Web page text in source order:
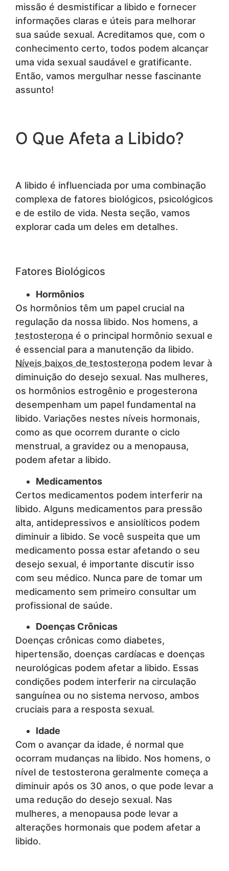
missão é desmistificar a libido e fornecer
informações claras e úteis para melhorar
sua saúde sexual. Acreditamos que, com o
conhecimento certo, todos podem alcançar
uma vida sexual saudável e gratificante.
Então, vamos mergulhar nesse fascinante
assunto!
O Que Afeta a Libido?
A libido é influenciada por uma combinação
complexa de fatores biológicos, psicológicos
e de estilo de vida. Nesta seção, vamos
explorar cada um deles em detalhes.
Fatores Biológicos
Hormônios
Os hormônios têm um papel crucial na
regulação da nossa libido. Nos homens, a
testosterona é o principal hormônio sexual e
é essencial para a manutenção da libido.
Níveis baixos de testosterona podem levar à
diminuição do desejo sexual. Nas mulheres,
os hormônios estrogênio e progesterona
desempenham um papel fundamental na
libido. Variações nestes níveis hormonais,
como as que ocorrem durante o ciclo
menstrual, a gravidez ou a menopausa,
podem afetar a libido.
Medicamentos
Certos medicamentos podem interferir na
libido. Alguns medicamentos para pressão
alta, antidepressivos e ansiolíticos podem
diminuir a libido. Se você suspeita que um
medicamento possa estar afetando o seu
desejo sexual, é importante discutir isso
com seu médico. Nunca pare de tomar um
medicamento sem primeiro consultar um
profissional de saúde.
Doenças Crônicas
Doenças crônicas como diabetes,
hipertensão, doenças cardíacas e doenças
neurológicas podem afetar a libido. Essas
condições podem interferir na circulação
sanguínea ou no sistema nervoso, ambos
cruciais para a resposta sexual.
Idade
Com o avançar da idade, é normal que
ocorram mudanças na libido. Nos homens, o
nível de testosterona geralmente começa a
diminuir após os 30 anos, o que pode levar a
uma redução do desejo sexual. Nas
mulheres, a menopausa pode levar a
alterações hormonais que podem afetar a
libido.